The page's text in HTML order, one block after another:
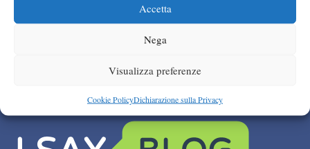
Accetta
Nega
Visualizza preferenze
Cookie PolicyDichiarazione sulla Privacy
Le caratteristiche del motore Turbo 100 di
Peugeot